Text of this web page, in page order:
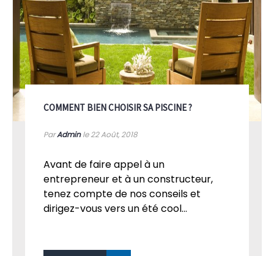
COMMENT BIEN CHOISIR SA PISCINE ?
ParAdminle 22Août, 2018
Avant de faire appel à un
entrepreneur et à un constructeur,
tenez compte de nos conseils et
dirigez-vous vers un été cool...